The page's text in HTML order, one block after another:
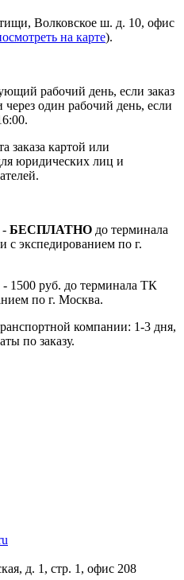
Волковское ш. д. 10, офис
на карте).
рабочий день, если заказ
один рабочий день, если
заказа картой или
юридических лиц и
- БЕСПЛАТНО до терминала
с экспедированием по г.
- 1500 руб. до терминала ТК
по г. Москва.
компании: 1-3 дня,
по заказу.
д. 1, стр. 1, офис 208